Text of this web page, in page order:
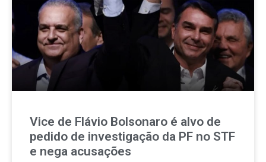
Vice de Flávio Bolsonaro é alvo de
pedido de investigação da PF no STF
e nega acusações